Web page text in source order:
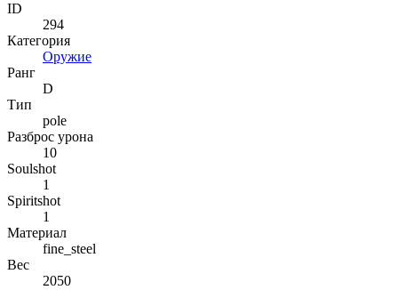
ID
294
Категория
Оружие
Ранг
D
Тип
pole
Разброс урона
10
Soulshot
1
Spiritshot
1
Материал
fine_steel
Вес
2050